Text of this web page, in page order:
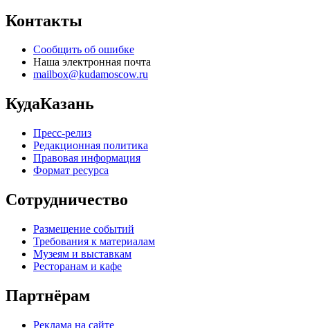
Контакты
Сообщить об ошибке
Наша электронная почта
mailbox@kudamoscow.ru
КудаКазань
Пресс-релиз
Редакционная политика
Правовая информация
Формат ресурса
Сотрудничество
Размещение событий
Требования к материалам
Музеям и выставкам
Ресторанам и кафе
Партнёрам
Реклама на сайте